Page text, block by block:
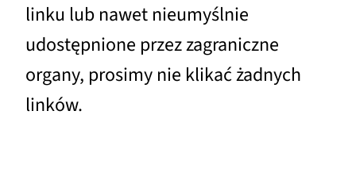
linku lub nawet nieumyślnie
udostępnione przez zagraniczne
organy, prosimy nie klikać żadnych
linków.